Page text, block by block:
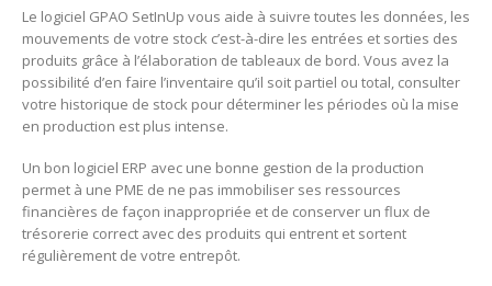
Le logiciel GPAO SetInUp vous aide à suivre toutes les données, les
mouvements de votre stock c’est-à-dire les entrées et sorties des
produits grâce à l’élaboration de tableaux de bord. Vous avez la
possibilité d’en faire l’inventaire qu’il soit partiel ou total, consulter
votre historique de stock pour déterminer les périodes où la mise
en production est plus intense.
Un bon logiciel ERP avec une bonne gestion de la production
permet à une PME de ne pas immobiliser ses ressources
financières de façon inappropriée et de conserver un flux de
trésorerie correct avec des produits qui entrent et sortent
régulièrement de votre entrepôt.